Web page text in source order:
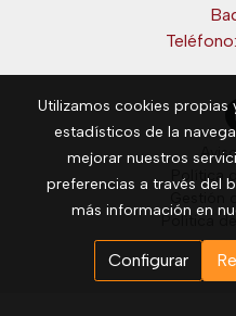
Teléfono:
Política
Política
Utilizamos cookies
estadísticos de la
mejorar nuestros
preferencias a través del
más información en
Configurar